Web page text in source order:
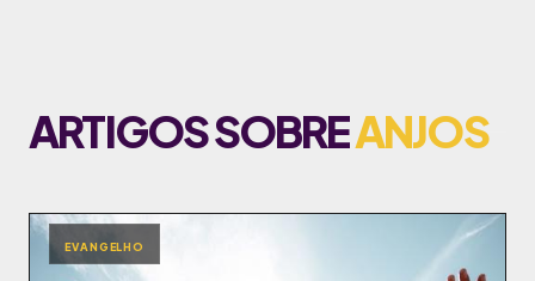
ARTIGOS SOBREANJOS
EVANGELHO